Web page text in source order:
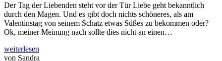
Der Tag der Liebenden steht vor der Tür Liebe geht bekanntlich
durch den Magen. Und es gibt doch nichts schöneres, als am
Valentinstag von seinem Schatz etwas Süßes zu bekommen oder?
Ok, meiner Meinung nach sollte dies nicht an einen…
weiterlesen
von Sandra